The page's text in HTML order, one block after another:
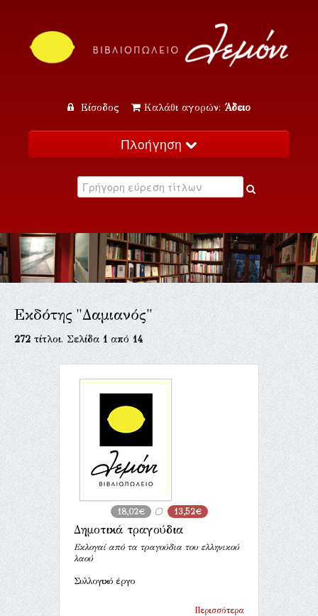
Είσοδος Καλάθι αγορών: Άδειο
Πλοήγηση
Κατάλογος
Εκδηλώσεις
Επικοινωνία
Εκδότης "Δαμιανός"
272τίτλοι. Σελίδα1από14
18,02€ 13,52€
Δημοτικά τραγούδια
Εκλογαί από τα τραγούδια του ελληνικού
λαού
Συλλογικό έργο
Περισσότερα